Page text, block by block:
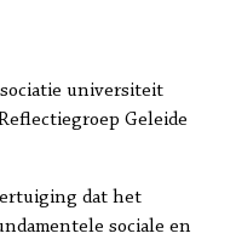
universiteit
Geleide
dat het
sociale en